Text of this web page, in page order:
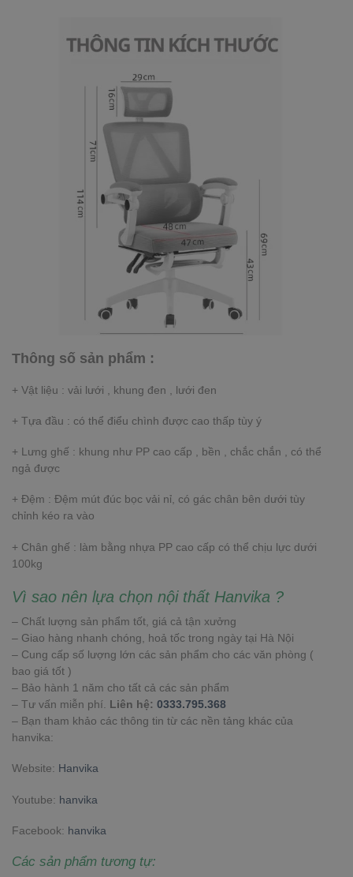
Thông số sản phẩm :
+ Vật liệu : vải lưới , khung đen , lưới đen
+ Tựa đầu : có thể điểu chình được cao thấp tùy ý
+ Lưng ghế : khung như PP cao cấp , bền , chắc chắn , có thể
ngả được
+ Đệm : Đệm mút đúc bọc vải nỉ, có gác chân bên dưới tùy
chỉnh kéo ra vào
+ Chân ghế : làm bằng nhựa PP cao cấp có thể chịu lực dưới
100kg
Vì sao nên lựa chọn nội thất Hanvika ?
– Chất lượng sản phẩm tốt, giá cả tận xưởng
– Giao hàng nhanh chóng, hoả tốc trong ngày tại Hà Nội
– Cung cấp số lượng lớn các sản phẩm cho các văn phòng (
bao giá tốt )
– Bảo hành 1 năm cho tất cả các sản phẩm
– Tư vấn miễn phí. Liên hệ: 0333.795.368
– Bạn tham khảo các thông tin từ các nền tảng khác của
hanvika:
Website: Hanvika
Youtube: hanvika
Facebook: hanvika
Các sản phẩm tương tự: